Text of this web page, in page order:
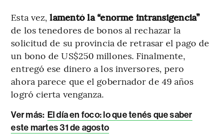
Esta vez,lamentó la “enorme intransigencia”
de los tenedores de bonos al rechazar la
solicitud de su provincia de retrasar el pago de
un bono de US$250 millones. Finalmente,
entregó ese dinero a los inversores, pero
ahora parece que el gobernador de 49 años
logró cierta venganza.
Ver más: El día en foco: lo que tenés que saber
este martes 31 de agosto